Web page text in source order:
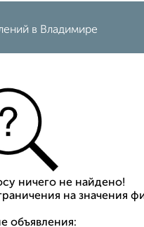
в Владимире
ничего не найдено!
на значения
объявления: